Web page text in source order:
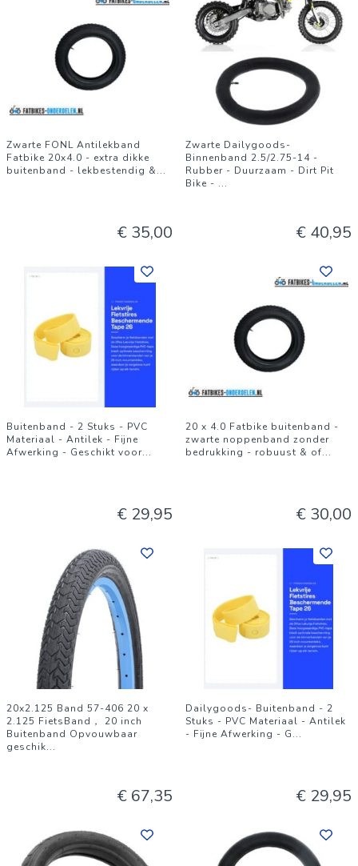
Zwarte FONL Antilekband
Fatbike 20x4.0 - extra dikke
buitenband - lekbestendig &...
€ 35,00
Zwarte Dailygoods-
Binnenband 2.5/2.75-14 -
Rubber - Duurzaam - Dirt Pit
Bike - ...
€ 40,95
Buitenband - 2 Stuks - PVC
Materiaal - Antilek - Fijne
Afwerking - Geschikt voor...
€ 29,95
20 x 4.0 Fatbike buitenband -
zwarte noppenband zonder
bedrukking - robuust & of...
€ 30,00
20x2.125 Band 57-406 20 x
2.125 FietsBand， 20 inch
Buitenband Opvouwbaar
geschik...
€ 67,35
Dailygoods- Buitenband - 2
Stuks - PVC Materiaal - Antilek
- Fijne Afwerking - G...
€ 29,95